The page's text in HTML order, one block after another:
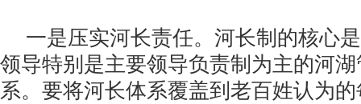
一是压实河长责任。河长制的核心
领导特别是主要领导负责制为主的河
系。要将河长体系覆盖到老百姓认为